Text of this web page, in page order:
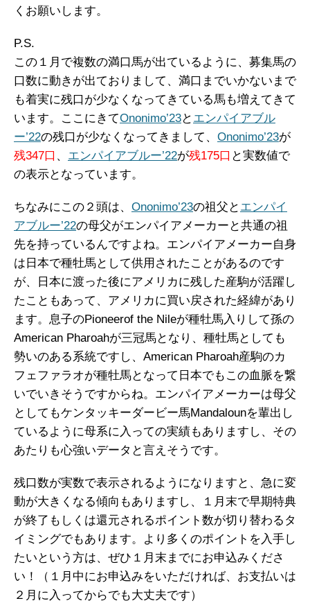
くお願いします。
P.S.
この１月で複数の満口馬が出ているように、募集馬の
口数に動きが出ておりまして、満口までいかないまで
も着実に残口が少なくなってきている馬も増えてきて
います。ここにきてOnonimo’23と エンパイアブル
ー’22の残口が少なくなってきまして、 Ononimo’23が
残347口 、 エンパイアブルー’22が残175口 と実数値で
の表示となっています。
ちなみにこの２頭は、 Ononimo’23の祖父と エンパイ
アブルー’22の母父がエンパイアメーカーと共通の祖
先を持っているんですよね。エンパイアメーカー自身
は日本で種牡馬として供用されたことがあるのです
が、日本に渡った後にアメリカに残した産駒が活躍し
たこともあって、アメリカに買い戻された経緯があり
ます。息子のPioneerof the Nileが種牡馬入りして孫の
American Pharoahが三冠馬となり、種牡馬としても
勢いのある系統ですし、American Pharoah産駒のカ
フェファラオが種牡馬となって日本でもこの血脈を繋
いでいきそうですからね。エンパイアメーカーは母父
としてもケンタッキーダービー馬Mandalounを輩出し
ているように母系に入っての実績もありますし、その
あたりも心強いデータと言えそうです。
残口数が実数で表示されるようになりますと、急に変
動が大きくなる傾向もありますし、１月末で早期特典
が終了もしくは還元されるポイント数が切り替わるタ
イミングでもあります。より多くのポイントを入手し
たいという方は、ぜひ１月末までにお申込みくださ
い！（１月中にお申込みをいただければ、お支払いは
２月に入ってからでも大丈夫です）